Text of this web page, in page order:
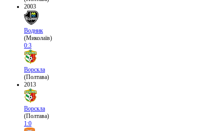
2003
Водник
(Миколаїв)
0:3
Ворскла
(Полтава)
2013
Ворскла
(Полтава)
1:0